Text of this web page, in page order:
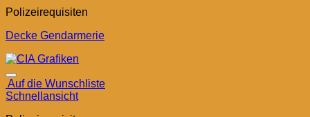
Polizeirequisiten
Decke Gendarmerie
Auf die Wunschliste
Schnellansicht